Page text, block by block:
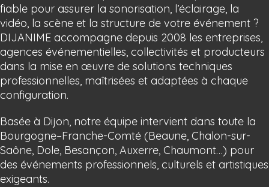
fiable pour assurer la sonorisation, l’éclairage, la
vidéo, la scène et la structure de votre événement ?
DIJANIME accompagne depuis 2008 les entreprises,
agences événementielles, collectivités et producteurs
dans la mise en œuvre de solutions techniques
professionnelles, maîtrisées et adaptées à chaque
configuration.
Basée à Dijon, notre équipe intervient dans toute la
Bourgogne–Franche-Comté (Beaune, Chalon-sur-
Saône, Dole, Besançon, Auxerre, Chaumont…) pour
des événements professionnels, culturels et artistiques
exigeants.